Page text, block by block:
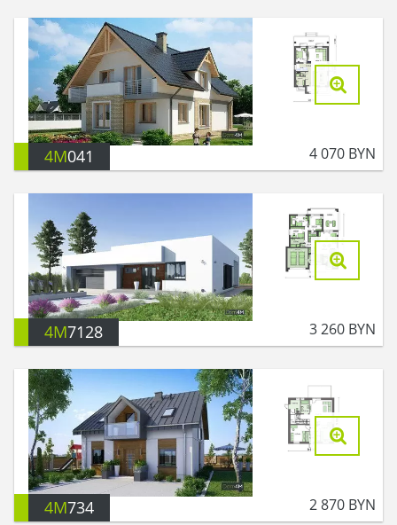
4M041 4 070 BYN
4M7128 3 260 BYN
4M734 2 870 BYN